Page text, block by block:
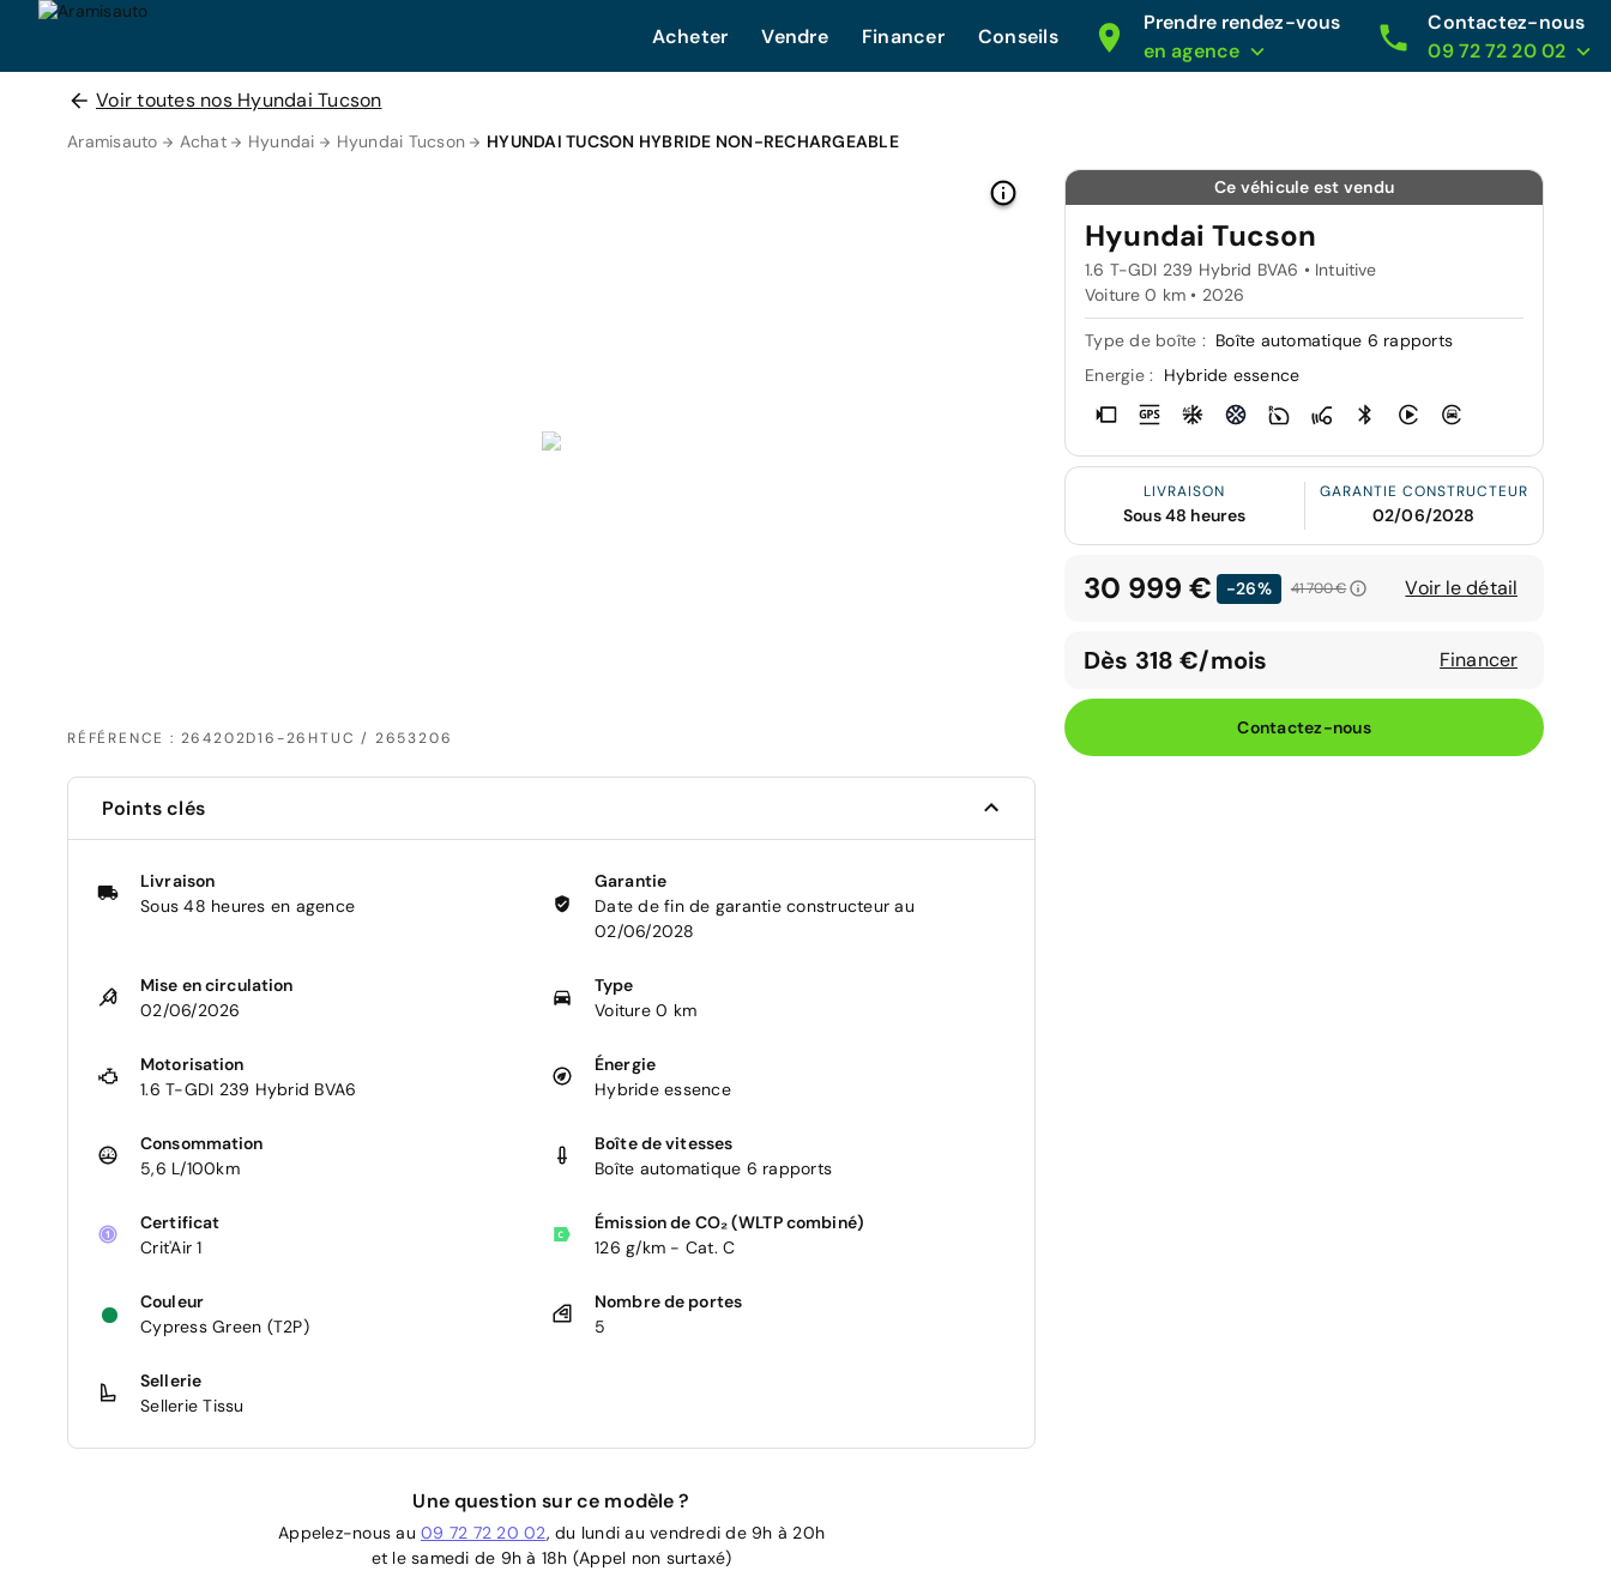
Acheter Vendre Financer Conseils
Prendre rendez-vous
en agence
Contactez-nous
09 72 72 20 02
Voir toutes nos Hyundai Tucson
Aramisauto Achat Hyundai Hyundai Tucson HYUNDAI TUCSON HYBRIDE NON-RECHARGEABLE
RÉFÉRENCE : 264202D16-26HTUC / 2653206
Ce véhicule est vendu
Hyundai Tucson
1.6 T-GDI 239 Hybrid BVA6 • Intuitive
Voiture 0 km • 2026
Type de boîte : Boîte automatique 6 rapports
Energie :
Hybride essence
LIVRAISON
Sous 48 heures
GARANTIE CONSTRUCTEUR
02/06/2028
30 999 € -26% 41 700 € Voir le détail
Dès 318 €/mois Financer
Contactez-nous
Points clés
Livraison
Sous 48 heures en agence
Garantie
Date de fin de garantie constructeur au
02/06/2028
Mise en circulation
02/06/2026
Type
Voiture 0 km
Motorisation
1.6 T-GDI 239 Hybrid BVA6
Énergie
Hybride essence
Consommation
5,6 L/100km
Boîte de vitesses
Boîte automatique 6 rapports
Certificat
Crit'Air 1
Émission de CO₂ (WLTP combiné)
126 g/km - Cat. C
Couleur
Cypress Green (T2P)
Nombre de portes
5
Sellerie
Sellerie Tissu
Une question sur ce modèle ?
Appelez-nous au 09 72 72 20 02, du lundi au vendredi de 9h à 20h
et le samedi de 9h à 18h (Appel non surtaxé)